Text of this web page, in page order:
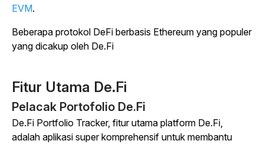
EVM.
Beberapa protokol DeFi berbasis Ethereum yang populer
yang dicakup oleh De.Fi
Fitur Utama De.Fi
Pelacak Portofolio De.Fi
De.Fi Portfolio Tracker, fitur utama platform De.Fi,
adalah aplikasi super komprehensif untuk membantu